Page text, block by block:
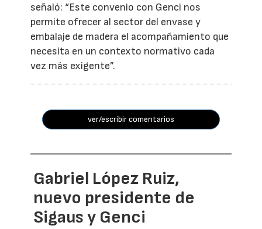
señaló: “Este convenio con Genci nos
permite ofrecer al sector del envase y
embalaje de madera el acompañamiento que
necesita en un contexto normativo cada
vez más exigente”.
ver/escribir comentarios
Gabriel López Ruiz,
nuevo presidente de
Sigaus y Genci